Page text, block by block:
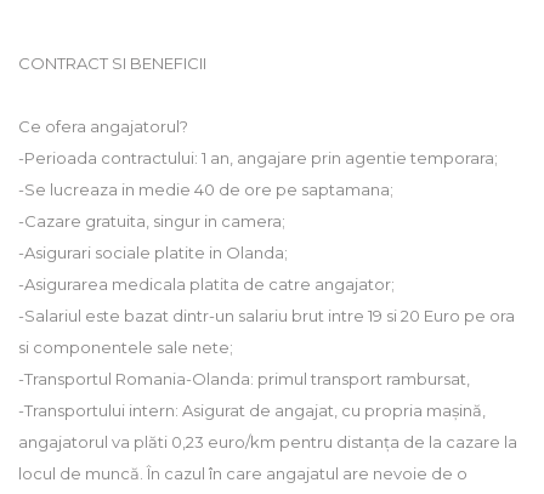
CONTRACT SI BENEFICII
Ce ofera angajatorul?
-Perioada contractului: 1 an, angajare prin agentie temporara;
-Se lucreaza in medie 40 de ore pe saptamana;
-Cazare gratuita, singur in camera;
-Asigurari sociale platite in Olanda;
-Asigurarea medicala platita de catre angajator;
-Salariul este bazat dintr-un salariu brut intre 19 si 20 Euro pe ora
si componentele sale nete;
-Transportul Romania-Olanda: primul transport rambursat,
-Transportului intern: Asigurat de angajat, cu propria mașină,
angajatorul va plăti 0,23 euro/km pentru distanța de la cazare la
locul de muncă. În cazul în care angajatul are nevoie de o